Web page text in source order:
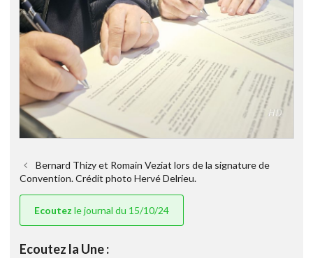
Bernard Thizy et Romain Veziat lors de la signature de
Convention. Crédit photo Hervé Delrieu.
Ecoutez le journal du 15/10/24
Ecoutez la Une :